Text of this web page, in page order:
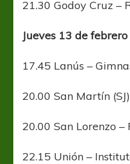
21.30 Godoy Cruz –
Jueves 13 de febrero
17.45 Lanús –
20.00 San Martín
20.00 San Lorenzo –
22.15 Unión –